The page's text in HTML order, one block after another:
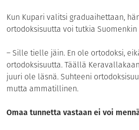
Kun Kupari valitsi graduaihettaan,
ortodoksisuutta voi tutkia Suomenkin
– Sille tielle jäin. En ole ortodoksi,
ortodoksisuutta. Täällä
juuri ole läsnä. Suhteeni
mutta ammatillinen.
Omaa tunnetta vastaan ei voi